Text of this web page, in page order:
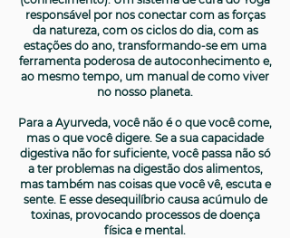
responsável por nos conectar com as forças
da natureza, com os ciclos do dia, com as
estações do ano, transformando-se em uma
ferramenta poderosa de autoconhecimento e,
ao mesmo tempo, um manual de como viver
no nosso planeta.
Para a Ayurveda, você não é o que você come,
mas o que você digere. Se a sua capacidade
digestiva não for suficiente, você passa não só
a ter problemas na digestão dos alimentos,
mas também nas coisas que você vê, escuta e
sente. E esse desequilíbrio causa acúmulo de
toxinas, provocando processos de doença
física e mental.